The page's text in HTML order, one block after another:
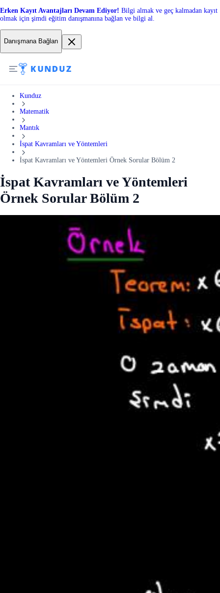
Erken Kayıt Avantajları Devam Ediyor! Bilgi almak ve geç kalmadan kayıt
olmak için şimdi eğitim danışmanına bağlan ve bilgi al.
Danışmana Bağlan
Kunduz
Matematik
Mantık
İspat Kavramları ve Yöntemleri
İspat Kavramları ve Yöntemleri Örnek Sorular Bölüm 2
İspat Kavramları ve Yöntemleri
Örnek Sorular Bölüm 2